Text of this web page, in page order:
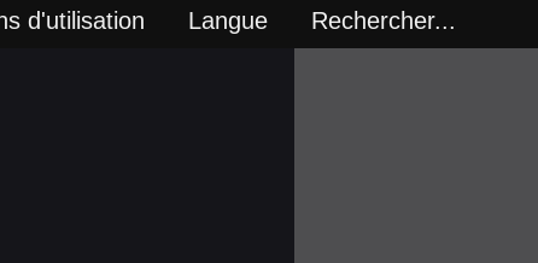
d'utilisation Langue Rechercher...